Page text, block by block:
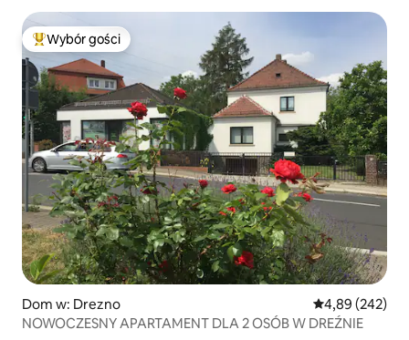
Najpopularniejsze z kategorii Wybór gości
Wybór gości
Dom w: Drezno Średnia
4,89 (242)
NOWOCZESNY APARTAMENT DLA 2 OSÓB W DREŹNIE